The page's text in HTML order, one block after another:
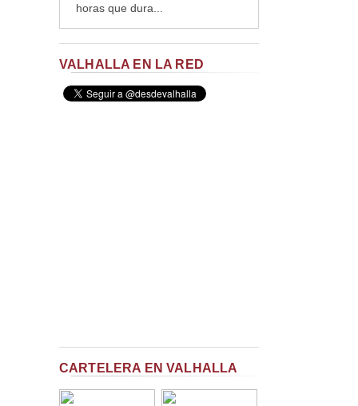
horas que dura...
VALHALLA EN LA RED
CARTELERA EN VALHALLA